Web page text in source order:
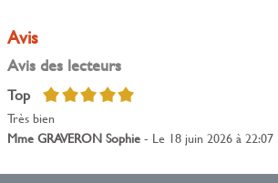
Avis
Avis des lecteurs
Top 5/5
Très bien
Mme GRAVERON Sophie- Le 18 juin 2026 à 22:07